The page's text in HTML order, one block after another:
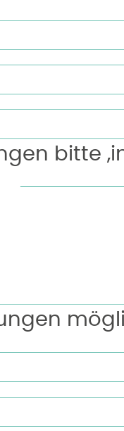
bitte